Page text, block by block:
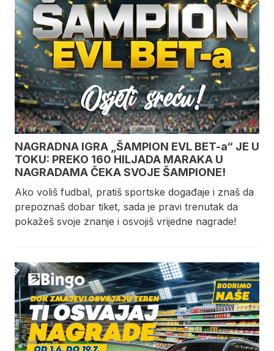
NAGRADNA IGRA „ŠAMPION EVL BET-a“ JE U
TOKU: PREKO 160 HILJADA MARAKA U
NAGRADAMA ČEKA SVOJE ŠAMPIONE!
Ako voliš fudbal, pratiš sportske događaje i znaš da
prepoznaš dobar tiket, sada je pravi trenutak da
pokažeš svoje znanje i osvojiš vrijedne nagrade!